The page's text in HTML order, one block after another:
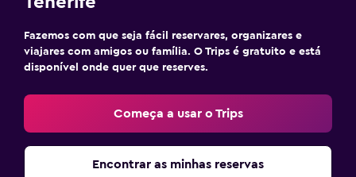
Fazemos com que seja fácil reservares, organizares e
viajares com amigos ou família. O Trips é gratuito e está
disponível onde quer que reserves.
Começa a usar o Trips
Encontrar as minhas reservas